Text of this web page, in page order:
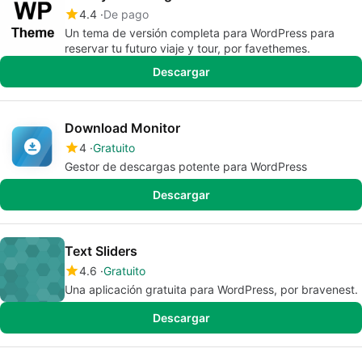
4.4 De pago
Un tema de versión completa para WordPress para
reservar tu futuro viaje y tour, por favethemes.
Descargar
Download Monitor
4 Gratuito
Gestor de descargas potente para WordPress
Descargar
Text Sliders
4.6 Gratuito
Una aplicación gratuita para WordPress, por bravenest.
Descargar